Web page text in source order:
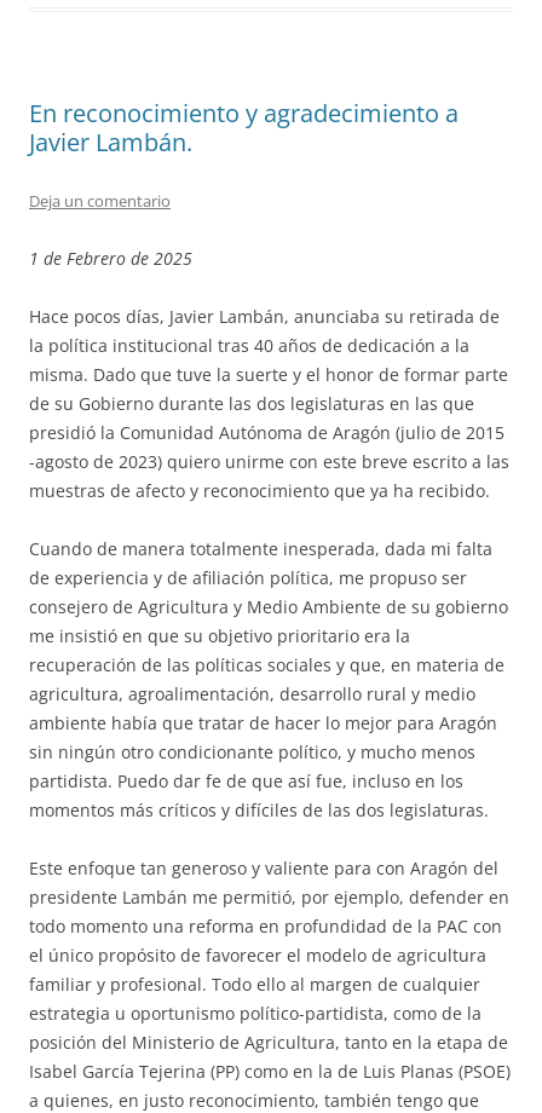
En reconocimiento y agradecimiento a
Javier Lambán.
Deja un comentario
1 de Febrero de 2025
Hace pocos días, Javier Lambán, anunciaba su retirada de
la política institucional tras 40 años de dedicación a la
misma. Dado que tuve la suerte y el honor de formar parte
de su Gobierno durante las dos legislaturas en las que
presidió la Comunidad Autónoma de Aragón (julio de 2015
-agosto de 2023) quiero unirme con este breve escrito a las
muestras de afecto y reconocimiento que ya ha recibido.
Cuando de manera totalmente inesperada, dada mi falta
de experiencia y de afiliación política, me propuso ser
consejero de Agricultura y Medio Ambiente de su gobierno
me insistió en que su objetivo prioritario era la
recuperación de las políticas sociales y que, en materia de
agricultura, agroalimentación, desarrollo rural y medio
ambiente había que tratar de hacer lo mejor para Aragón
sin ningún otro condicionante político, y mucho menos
partidista. Puedo dar fe de que así fue, incluso en los
momentos más críticos y difíciles de las dos legislaturas.
Este enfoque tan generoso y valiente para con Aragón del
presidente Lambán me permitió, por ejemplo, defender en
todo momento una reforma en profundidad de la PAC con
el único propósito de favorecer el modelo de agricultura
familiar y profesional. Todo ello al margen de cualquier
estrategia u oportunismo político-partidista, como de la
posición del Ministerio de Agricultura, tanto en la etapa de
Isabel García Tejerina (PP) como en la de Luis Planas (PSOE)
a quienes, en justo reconocimiento, también tengo que